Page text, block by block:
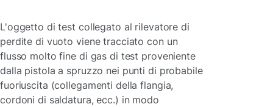
L'oggetto di test collegato al rilevatore di
perdite di vuoto viene tracciato con un
flusso molto fine di gas di test proveniente
dalla pistola a spruzzo nei punti di probabile
fuoriuscita (collegamenti della flangia,
cordoni di saldatura, ecc.) in modo